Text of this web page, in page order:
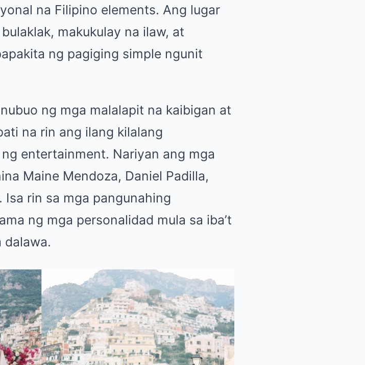
na Filipino elements. Ang lugar
makukulay na ilaw, at
ng pagiging simple ngunit
ng mga malalapit na kaibigan at
na rin ang ilang kilalang
entertainment. Nariyan ang mga
Maine Mendoza, Daniel Padilla,
Isa rin sa mga pangunahing
ng mga personalidad mula sa iba’t